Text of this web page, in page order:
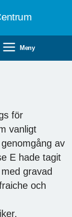
Meny
för
vanligt
av
E hade tagit
gravad
och